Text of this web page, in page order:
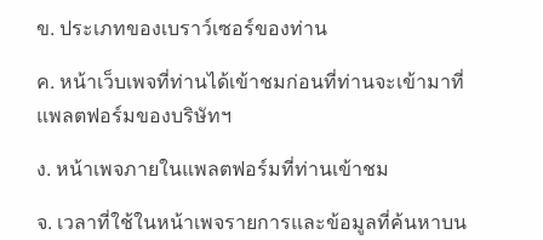
ข. ประเภทของเบราว์เซอร์ของท่าน
ค. หน้าเว็บเพจที่ท่านได้เข้าชมก่อนที่ท่านจะเข้ามาที่
แพลตฟอร์มของบริษัทฯ
ง. หน้าเพจภายในแพลตฟอร์มที่ท่านเข้าชม
จ. เวลาที่ใช้ในหน้าเพจรายการและข้อมูลที่ค้นหาบน